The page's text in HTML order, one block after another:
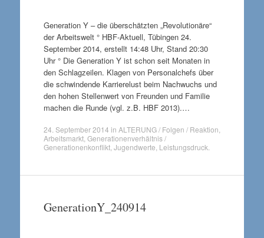
Generation Y – die überschätzten „Revolutionäre“
der Arbeitswelt ° HBF-Aktuell, Tübingen 24.
September 2014, erstellt 14:48 Uhr, Stand 20:30
Uhr ° Die Generation Y ist schon seit Monaten in
den Schlagzeilen. Klagen von Personalchefs über
die schwindende Karrierelust beim Nachwuchs und
den hohen Stellenwert von Freunden und Familie
machen die Runde (vgl. z.B. HBF 2013).…
24. September 2014 in ALTERUNG / Folgen / Reaktion
Arbeitsmarkt, Generationenverhältnis /
Generationenkonflikt, Jugendwerte Leistungsdruck
GenerationY_240914